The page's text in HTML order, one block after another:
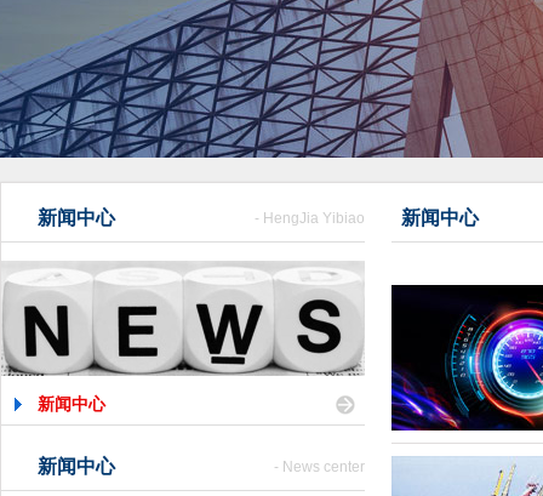
新闻中心 - HengJia Yibiao
新闻中心
新闻中心 - News center
新闻中心